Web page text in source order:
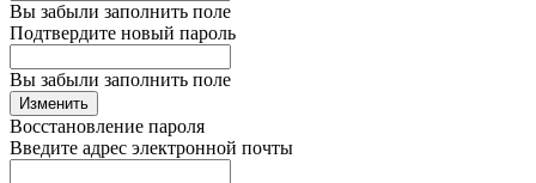
Вы забыли заполнить поле
Подтвердите новый пароль
Вы забыли заполнить поле
Изменить
Восстановление пароля
Введите адрес электронной почты